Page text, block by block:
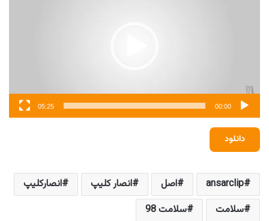
00:00
05:25
دانلود
ansarclip اصل انصار کلیپ
انصارکلیپ
سلامت
سلامت 98